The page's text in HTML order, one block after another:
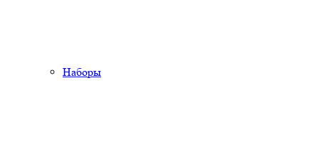
Наборы